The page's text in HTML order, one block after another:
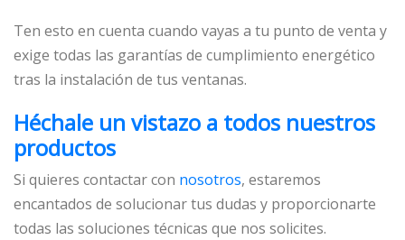
Ten esto en cuenta cuando vayas a tu punto de venta y
exige todas las garantías de cumplimiento energético
tras la instalación de tus ventanas.
Héchale un vistazo a todos nuestros
productos
Si quieres contactar con nosotros, estaremos
encantados de solucionar tus dudas y proporcionarte
todas las soluciones técnicas que nos solicites.